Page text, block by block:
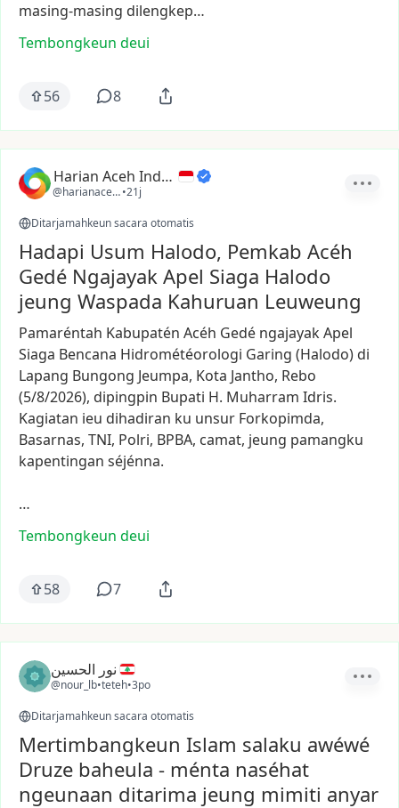
masing-masing dilengkep…
Tembongkeun deui
56 8
Harian Aceh Indonesia
@harianacehindonesia
•21j
Ditarjamahkeun sacara otomatis
Hadapi Usum Halodo, Pemkab Acéh
Gedé Ngajayak Apel Siaga Halodo
jeung Waspada Kahuruan Leuweung
Pamaréntah Kabupatén Acéh Gedé ngajayakApel
Siaga Bencana Hidrométéorologi Garing (Halodo) di
Lapang Bungong Jeumpa, Kota Jantho, Rebo
(5/8/2026), dipingpin Bupati H. Muharram Idris.
Kagiatan ieu dihadiran ku unsur Forkopimda,
Basarnas, TNI, Polri, BPBA, camat, jeung pamangku
kapentingan séjénna.
…
Tembongkeun deui
58 7
نور الحسين
@nour_lb•teteh•3po
Ditarjamahkeun sacara otomatis
Mertimbangkeun Islam salaku awéwé
Druze baheula - ménta naséhat
ngeunaan ditarima jeung mimiti anyar